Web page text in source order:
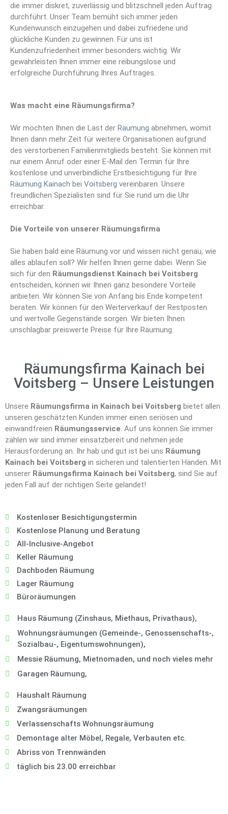
die immer diskret, zuverlässig und blitzschnell jeden Auftrag
durchführt. Unser Team bemüht sich immer jeden
Kundenwunsch einzugehen und dabei zufriedene und
glückliche Kunden zu gewinnen. Für uns ist
Kundenzufriedenheit immer besonders wichtig. Wir
gewährleisten Ihnen immer eine reibungslose und
erfolgreiche Durchführung Ihres Auftrages.
Was macht eine Räumungsfirma?
Wir möchten Ihnen die Last der Räumung abnehmen, womit
Ihnen dann mehr Zeit für weitere Organisationen aufgrund
des verstorbenen Familienmitglieds besteht. Sie können mit
nur einem Anruf oder einer E-Mail den Termin für Ihre
kostenlose und unverbindliche Erstbesichtigung für Ihre
Räumung Kainach bei Voitsberg vereinbaren. Unsere
freundlichen Spezialisten sind für Sie rund um die Uhr
erreichbar.
Die Vorteile von unserer Räumungsfirma
Sie haben bald eine Räumung vor und wissen nicht genau, wie
alles ablaufen soll? Wir helfen Ihnen gerne dabei. Wenn Sie
sich für den Räumungsdienst Kainach bei Voitsberg
entscheiden, können wir Ihnen ganz besondere Vorteile
anbieten. Wir können Sie von Anfang bis Ende kompetent
beraten. Wir können für den Weiterverkauf der Restposten
und wertvolle Gegenstände sorgen. Wir bieten Ihnen
unschlagbar preiswerte Preise für Ihre Räumung.
Räumungsfirma Kainach bei
Voitsberg – Unsere Leistungen
Unsere Räumungsfirma in Kainach bei Voitsberg bietet allen
unseren geschätzten Kunden immer einen seriösen und
einwandfreien Räumungsservice. Auf uns können Sie immer
zählen wir sind immer einsatzbereit und nehmen jede
Herausforderung an. Ihr hab und gut ist bei uns Räumung
Kainach bei Voitsberg in sicheren und talentierten Händen. Mit
unserer Räumungsfirma Kainach bei Voitsberg, sind Sie auf
jeden Fall auf der richtigen Seite gelandet!
Kostenloser Besichtigungstermin
Kostenlose Planung und Beratung
All-Inclusive-Angebot
Keller Räumung
Dachboden Räumung
Lager Räumung
Büroräumungen
Haus Räumung (Zinshaus, Miethaus, Privathaus),
Wohnungsräumungen (Gemeinde-, Genossenschafts-,
Sozialbau-, Eigentumswohnungen),
Messie Räumung, Mietnomaden, und noch vieles mehr
Garagen Räumung,
Haushalt Räumung
Zwangsräumungen
Verlassenschafts Wohnungsräumung
Demontage alter Möbel, Regale, Verbauten etc.
Abriss von Trennwänden
täglich bis 23.00 erreichbar